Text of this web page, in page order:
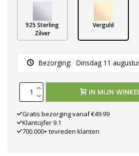
925 Sterling
Zilver
Verguld
Bezorging: Dinsdag 11
IN MIJN
Gratis bezorging vanaf €49.99
Klantcijfer 9.1
700.000+ tevreden klanten